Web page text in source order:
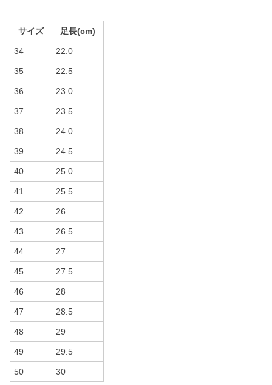
サイズ 足長(cm)
34 22.0
35 22.5
36 23.0
37 23.5
38 24.0
39 24.5
40 25.0
41 25.5
42 26
43 26.5
44 27
45 27.5
46 28
47 28.5
48 29
49 29.5
50 30